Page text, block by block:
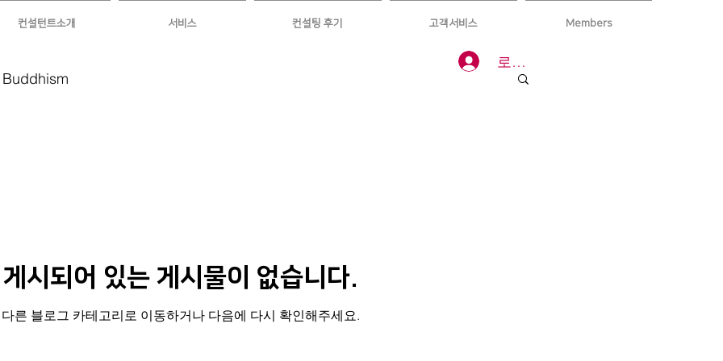
컨설턴트소개 서비스 컨설팅 후기 고객서비스 Members
로그인
게시되어 있는 게시물이 없습니다.
다른 블로그 카테고리로 이동하거나 다음에 다시 확인해주세요.